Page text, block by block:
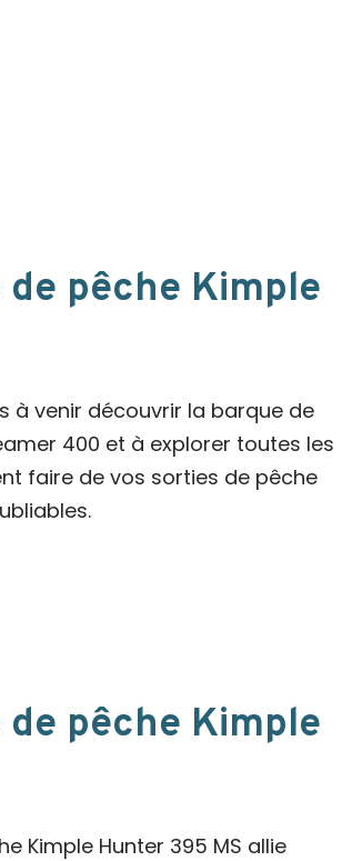
pêche Kimple
à venir découvrir la barque de
400 et à explorer toutes les
faire de vos sorties de pêche
pêche Kimple
Kimple Hunter 395 MS allie